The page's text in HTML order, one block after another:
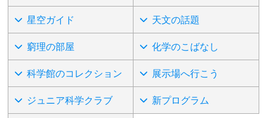
星空ガイド 天文の話題
窮理の部屋 化学のこばなし
科学館のコレクション 展示場へ行こう
ジュニア科学クラブ 新プログラム